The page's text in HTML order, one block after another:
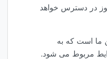
در دسترس خواهد
ما است که به
مربوط می شود.